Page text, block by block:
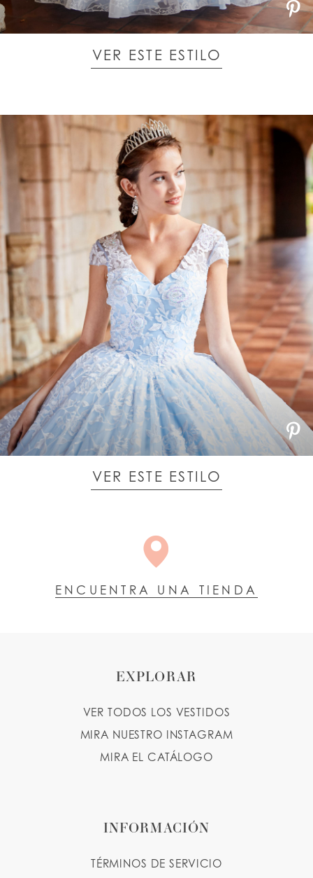
VER ESTE ESTILO
VER ESTE ESTILO
ENCUENTRA UNA TIENDA
EXPLORAR
VER TODOS LOS VESTIDOS
MIRA NUESTRO INSTAGRAM
MIRA EL CATÁLOGO
INFORMACIÓN
TÉRMINOS DE SERVICIO